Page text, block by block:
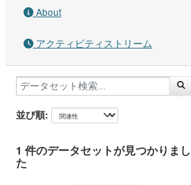
About
アクティビティストリーム
並び順
1 件のデータセットが見つかりまし
た